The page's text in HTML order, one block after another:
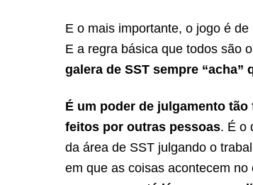
E o mais importante, o jogo é
E a regra básica que todos são
galera de SST sempre
É um poder de julgamento
feitos por outras pessoas. É o
da área de SST julgando o
em que as coisas acontecem